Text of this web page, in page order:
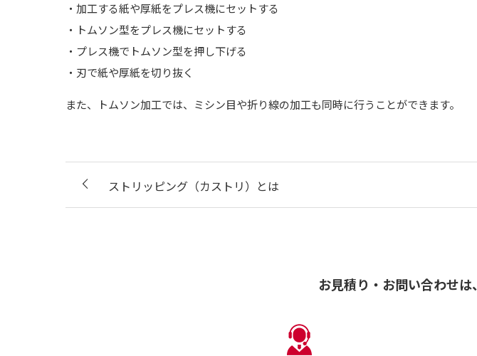
・加工する紙や厚紙をプレス機にセットする
・トムソン型をプレス機にセットする
・プレス機でトムソン型を押し下げる
・刃で紙や厚紙を切り抜く
また、トムソン加工では、ミシン目や折り線の加工も同時に行うことができます。
ストリッピング（カストリ）とは
お見積り・お問い合わせは、